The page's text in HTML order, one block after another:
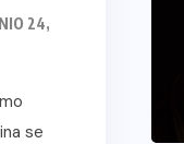
24,
se